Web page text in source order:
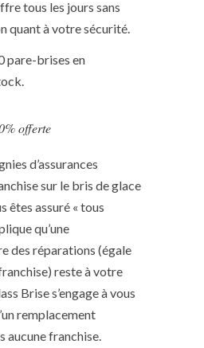
tous les jours sans
quant à votre sécurité.
pare-brises en
offerte
d’assurances
sur le bris de glace
êtes assuré « tous
qu’une
des réparations (égale
reste à votre
Brise s’engage à vous
remplacement
aucune franchise.